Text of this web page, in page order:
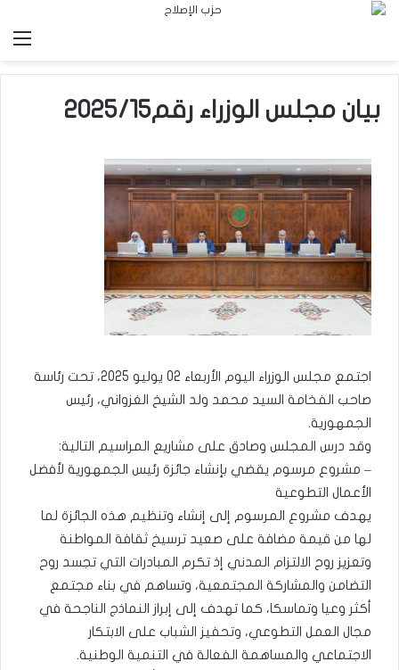
بيان مجلس الوزراء رقم2025/15
اجتمع مجلس الوزراء اليوم الأربعاء 02 يوليو 2025، تحت رئاسة
صاحب الفخامة السيد محمد ولد الشيخ الغزواني، رئيس
الجمهورية.
وقد درس المجلس وصادق على مشاريع المراسيم التالية:
– مشروع مرسوم يقضي بإنشاء جائزة رئيس الجمهورية لأفضل
الأعمال التطوعية
يهدف مشروع المرسوم إلى إنشاء وتنظيم هذه الجائزة لما
لها من قيمة مضافة على صعيد ترسيخ ثقافة المواطنة
وتعزيز روح الالتزام المدني إذ تكرم المبادرات التي تجسد روح
التضامن والمشاركة المجتمعية، وتساهم في بناء مجتمع
أكثر وعيا وتماسكا، كما تهدف إلى إبراز النماذج الناجحة في
مجال العمل التطوعي، وتحفيز الشباب على الابتكار
الاجتماعي والمساهمة الفعالة في التنمية الوطنية.